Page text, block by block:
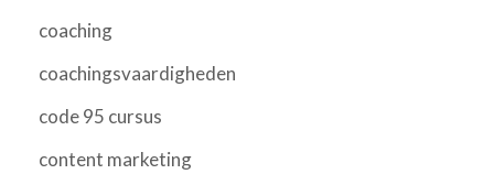
coaching
coachingsvaardigheden
code 95 cursus
content marketing